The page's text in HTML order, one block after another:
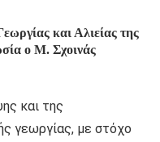
και Αλιείας της
ο Μ. Σχοινάς
και της
γεωργίας, με στόχο